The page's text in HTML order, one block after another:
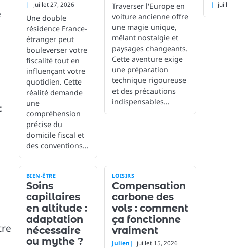
juillet 27, 2026
Une double
résidence France-
étranger peut
bouleverser votre
fiscalité tout en
influençant votre
quotidien. Cette
réalité demande
une
compréhension
précise du
domicile fiscal et
des conventions…
Traverser l'Europe en
voiture ancienne offre
une magie unique,
mêlant nostalgie et
paysages changeants.
Cette aventure exige
une préparation
technique rigoureuse
et des précautions
indispensables…
BIEN-ÊTRE
Soins
capillaires
en altitude :
adaptation
nécessaire
ou mythe ?
LOISIRS
Compensation
carbone des
vols : comment
ça fonctionne
vraiment
Julien juillet 15, 2026